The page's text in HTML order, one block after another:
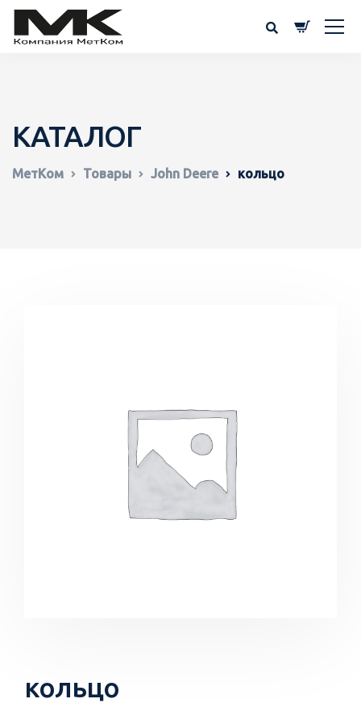
КАТАЛОГ
МетКом Товары John Deere кольцо
кольцо